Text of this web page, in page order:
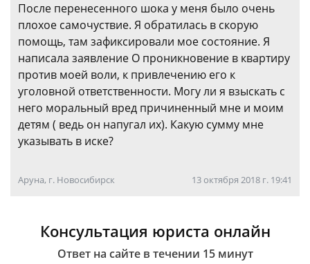
После перенесенного шока у меня было очень
плохое самочуствие. Я обратилась в скорую
помощь, там зафиксировали мое состояние. Я
написала заявление О проникновение в квартиру
против моей воли, к привлечению его к
уголовной ответственности. Могу ли я взыскать с
него моральный вред причиненный мне и моим
детям ( ведь он напугал их). Какую сумму мне
указывать в иске?
Аруна, г. Новосибирск 13 октября 2018 г. 19:41
Консультация юриста онлайн
Ответ на сайте в течении 15 минут